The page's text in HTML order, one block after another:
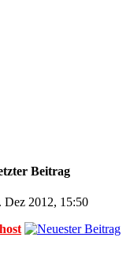
Beitrag
Dez 2012, 15:50